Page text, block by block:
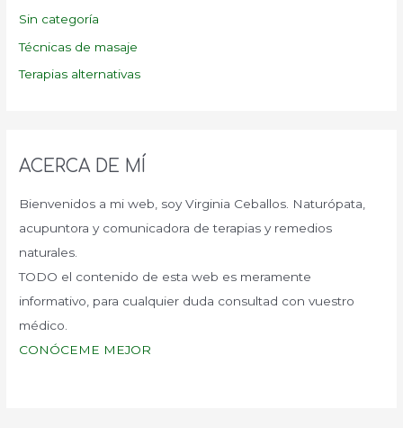
Sin categoría
Técnicas de masaje
Terapias alternativas
ACERCA DE MÍ
Bienvenidos a mi web, soy Virginia Ceballos. Naturópata,
acupuntora y comunicadora de terapias y remedios
naturales.
TODO el contenido de esta web es meramente
informativo, para cualquier duda consultad con vuestro
médico.
CONÓCEME MEJOR